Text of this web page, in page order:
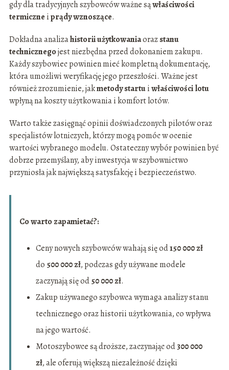
gdy dla tradycyjnych szybowców ważne sąwłaściwości
termiczne iprądy wznoszące.
Dokładna analizahistorii użytkowaniaorazstanu
technicznegojest niezbędna przed dokonaniem zakupu.
Każdy szybowiec powinien mieć kompletną dokumentację,
która umożliwi weryfikację jego przeszłości. Ważne jest
również zrozumienie, jakmetody startuiwłaściwości lotu
wpłyną na koszty użytkowania i komfort lotów.
Warto także zasięgnąć opinii doświadczonych pilotów oraz
specjalistów lotniczych, którzy mogą pomóc w ocenie
wartości wybranego modelu. Ostateczny wybór powinien być
dobrze przemyślany, aby inwestycja w szybownictwo
przyniosła jak największą satysfakcję i bezpieczeństwo.
Co warto zapamietać?:
Ceny nowych szybowców wahają się od150 000 zł
do 500 000 zł, podczas gdy używane modele
zaczynają się od50 000 zł.
Zakup używanego szybowca wymaga analizy stanu
technicznego oraz historii użytkowania, co wpływa
na jego wartość.
Motoszybowce są droższe, zaczynając od300 000
zł, ale oferują większą niezależność dzięki